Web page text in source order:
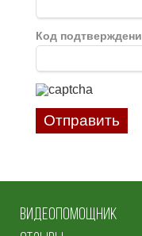
Код
Отправить
ВИДЕОПОМОЩНИК